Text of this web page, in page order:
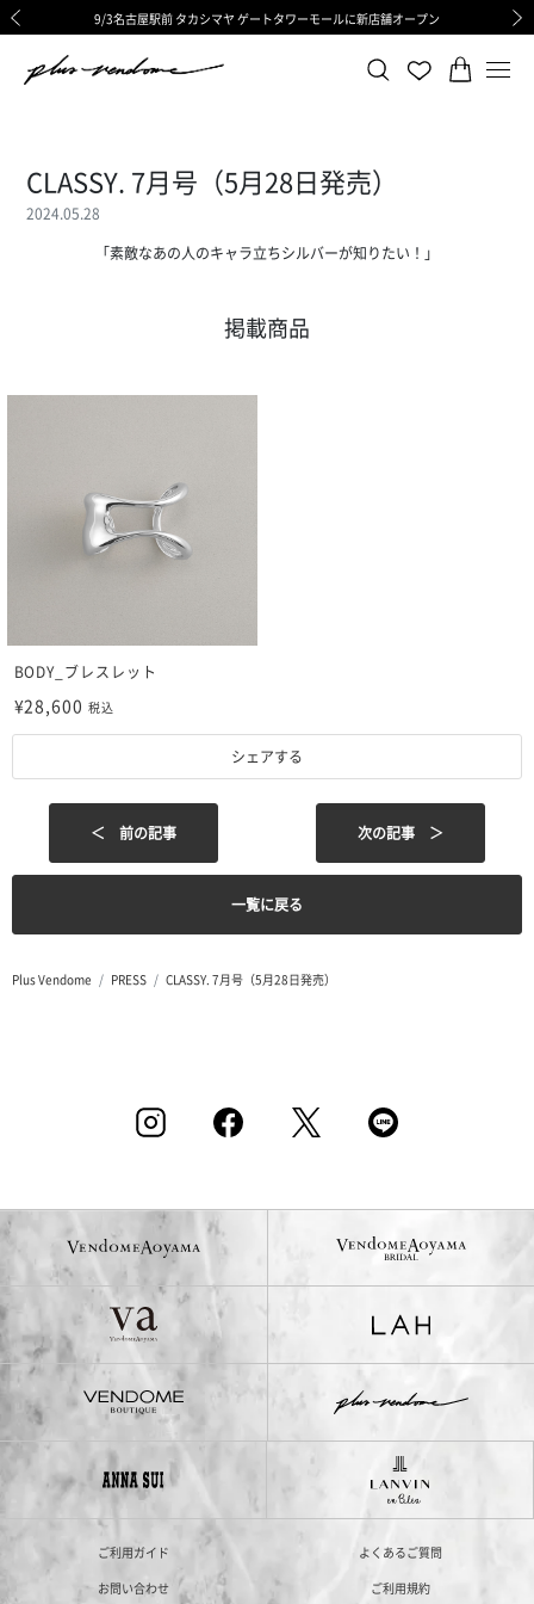
ギフトサービス 一部リニューアルと価格変更のお知らせ
令和8年熊本地震の影響による荷物のお届けについて
9/3名古屋駅前 タカシマヤ ゲートタワーモールに新店舗オープン
8/6渋谷ヒカリエ内ShinQs店 待望のリアル店舗オープン
ギフトサービス 一部リニューアルと価格変更のお知らせ
令和8年熊本地震の影響による荷物のお届けについて
CLASSY. 7月号（5月28日発売）
2024.05.28
「素敵なあの人のキャラ立ちシルバーが知りたい！」
掲載商品
BODY_ブレスレット
¥28,600税込
シェアする
＜ 前の記事 次の記事 ＞
一覧に戻る
Plus Vendome PRESS CLASSY. 7月号（5月28日発売）
ご利用ガイド
よくあるご質問
お問い合わせ
ご利用規約